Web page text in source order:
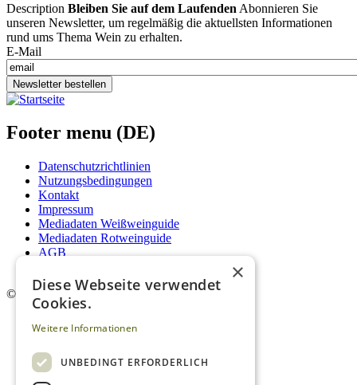
Description Bleiben Sie auf dem Laufenden Abonnieren Sie
unseren Newsletter, um regelmäßig die aktuellsten Informationen
rund ums Thema Wein zu erhalten.
E-Mail
Newsletter bestellen
Footer menu (DE)
Datenschutzrichtlinien
Nutzungsbedingungen
Kontakt
Impressum
Mediadaten Weißweinguide
Mediadaten Rotweinguide
AGB
© 2026. Alle Rechte vorbehalten.
×
Diese Webseite verwendet
Cookies.
Weitere Informationen
UNBEDINGT ERFORDERLICH